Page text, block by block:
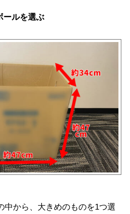
ールを選ぶ
中から、大きめのものを1つ選